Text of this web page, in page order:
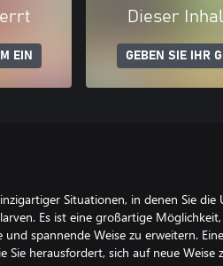
EIN
Dieser
GEBEN SIE IHR
Situationen, in denen Sie die
Es ist eine großartige
spannende Weise zu erweitern.
Sie herausfordert, sich auf neue Weise